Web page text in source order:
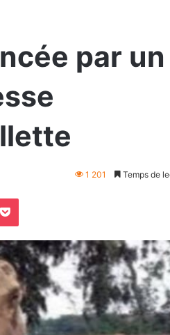
par un
1 201 Temps de
Pocket